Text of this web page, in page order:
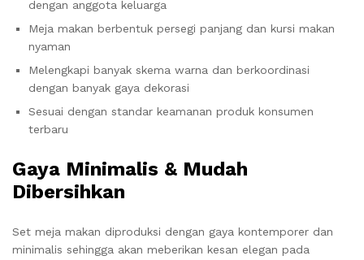
dengan anggota keluarga
Meja makan berbentuk persegi panjang dan kursi makan
nyaman
Melengkapi banyak skema warna dan berkoordinasi
dengan banyak gaya dekorasi
Sesuai dengan standar keamanan produk konsumen
terbaru
Gaya Minimalis & Mudah
Dibersihkan
Set meja makan diproduksi dengan gaya kontemporer dan
minimalis sehingga akan meberikan kesan elegan pada